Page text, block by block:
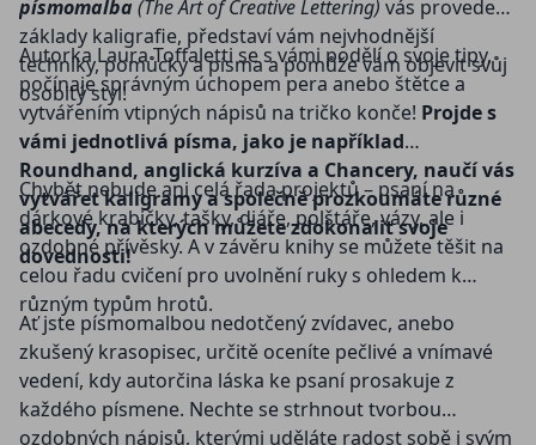
písmomalba (The Art of Creative Lettering) vás provede
základy kaligrafie, představí vám nejvhodnější
techniky, pomůcky a písma a pomůže vám objevit svůj
osobitý styl!
Autorka Laura Toffaletti se s vámi podělí o svoje tipy,
počínaje správným úchopem pera anebo štětce a
vytvářením vtipných nápisů na tričko konče! Projde s
vámi jednotlivá písma, jako je například
Roundhand, anglická kurzíva a Chancery, naučí vás
vytvářet kaligramy a společně prozkoumáte různé
abecedy, na kterých můžete zdokonalit svoje
dovednosti!
Chybět nebude ani celá řada projektů – psaní na
dárkové krabičky, tašky, diáře, polštáře, vázy, ale i
ozdobné přívěsky. A v závěru knihy se můžete těšit na
celou řadu cvičení pro uvolnění ruky s ohledem k
různým typům hrotů.
Ať jste písmomalbou nedotčený zvídavec, anebo
zkušený krasopisec, určitě oceníte pečlivé a vnímavé
vedení, kdy autorčina láska ke psaní prosakuje z
každého písmene. Nechte se strhnout tvorbou
ozdobných nápisů, kterými uděláte radost sobě i svým